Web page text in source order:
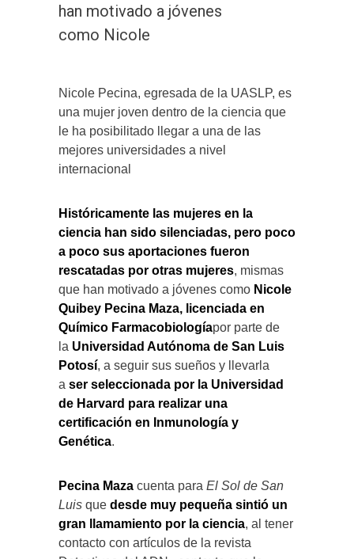
han motivado a jóvenes
como Nicole
Nicole Pecina, egresada de la UASLP, es
una mujer joven dentro de la ciencia que
le ha posibilitado llegar a una de las
mejores universidades a nivel
internacional
Históricamente las mujeres en la
ciencia han sido silenciadas, pero poco
a poco sus aportaciones fueron
rescatadas por otras mujeres, mismas
que han motivado a jóvenes como Nicole
Quibey Pecina Maza, licenciada en
Químico Farmacobiologíapor parte de
la Universidad Autónoma de San Luis
Potosí, a seguir sus sueños y llevarla
a ser seleccionada por la Universidad
de Harvard para realizar una
certificación en Inmunología y
Genética.
Pecina Maza cuenta para El Sol de San
Luis que desde muy pequeña sintió un
gran llamamiento por la ciencia, al tener
contacto con artículos de la revista